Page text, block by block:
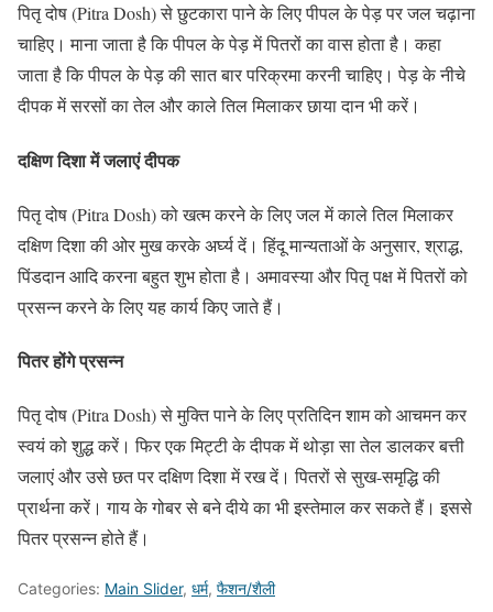
पितृ दोष (Pitra Dosh) से छुटकारा पाने के लिए पीपल के पेड़ पर जल चढ़ाना
चाहिए। माना जाता है कि पीपल के पेड़ में पितरों का वास होता है। कहा
जाता है कि पीपल के पेड़ की सात बार परिक्रमा करनी चाहिए। पेड़ के नीचे
दीपक में सरसों का तेल और काले तिल मिलाकर छाया दान भी करें।
दक्षिण दिशा में जलाएं दीपक
पितृ दोष (Pitra Dosh) को खत्म करने के लिए जल में काले तिल मिलाकर
दक्षिण दिशा की ओर मुख करके अर्घ्य दें। हिंदू मान्यताओं के अनुसार, श्राद्ध,
पिंडदान आदि करना बहुत शुभ होता है। अमावस्या और पितृ पक्ष में पितरों को
प्रसन्न करने के लिए यह कार्य किए जाते हैं।
पितर होंगे प्रसन्न
पितृ दोष (Pitra Dosh) से मुक्ति पाने के लिए प्रतिदिन शाम को आचमन कर
स्वयं को शुद्ध करें। फिर एक मिट्टी के दीपक में थोड़ा सा तेल डालकर बत्ती
जलाएं और उसे छत पर दक्षिण दिशा में रख दें। पितरों से सुख-समृद्धि की
प्रार्थना करें। गाय के गोबर से बने दीये का भी इस्तेमाल कर सकते हैं। इससे
पितर प्रसन्न होते हैं।
Categories: Main Slider, धर्म, फैशन/शैली